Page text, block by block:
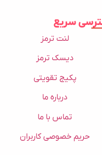
سریع
لنت ترمز
دیسک ترمز
پکیج تقویتی
درباره ما
تماس با ما
حریم خصوصی کاربران